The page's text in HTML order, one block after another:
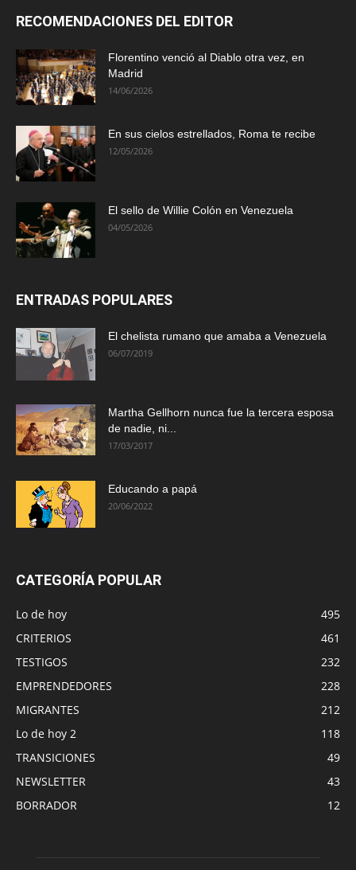
RECOMENDACIONES DEL EDITOR
Florentino venció al Diablo otra vez, en
Madrid
14/06/2026
En sus cielos estrellados, Roma te recibe
12/05/2026
El sello de Willie Colón en Venezuela
04/05/2026
ENTRADAS POPULARES
El chelista rumano que amaba a Venezuela
06/07/2019
Martha Gellhorn nunca fue la tercera esposa
de nadie, ni...
17/03/2017
Educando a papá
20/06/2022
CATEGORÍA POPULAR
Lo de hoy
495
CRITERIOS
461
TESTIGOS
232
EMPRENDEDORES
228
MIGRANTES
212
Lo de hoy 2
118
TRANSICIONES
49
NEWSLETTER
43
BORRADOR
12